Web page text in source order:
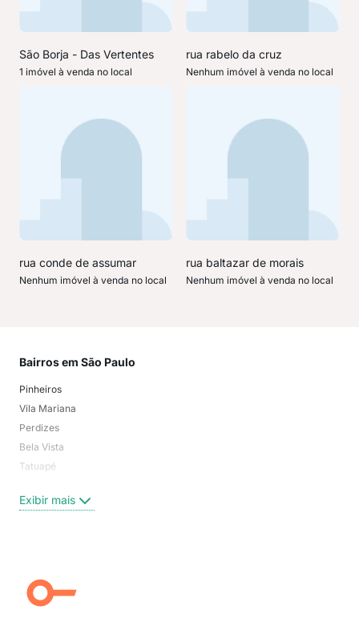
São Borja - Das Vertentes
1 imóvel à venda no local
rua rabelo da cruz
Nenhum imóvel à venda no local
rua conde de assumar
Nenhum imóvel à venda no local
rua baltazar de morais
Nenhum imóvel à venda no local
Bairros em São Paulo
Pinheiros
Vila Mariana
Perdizes
Bela Vista
Tatuapé
Centro
Campo Belo
Ipiranga
Exibir mais